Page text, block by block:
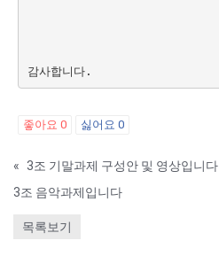
감사합니다.
좋아요 0 싫어요 0
«
3조 기말과제 구성안 및 영상입니다
3조 음악과제입니다
목록보기